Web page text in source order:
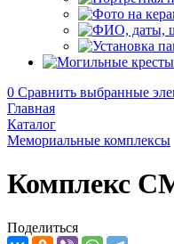
0 Сравнить выбранные
Главная
Каталог
Мемориальные комплексы
Комплекс
Поделиться